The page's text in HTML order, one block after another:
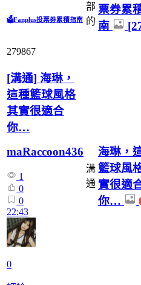
🗳️Fanplus投票券累積指南
部
的
票券累
南
279867
[溝通] 海琳，
這種籃球風格
其實很適合
你…
maRaccoon436
1
0
0
22:43
0
溝
通
海琳，
籃球風
實很適
你…